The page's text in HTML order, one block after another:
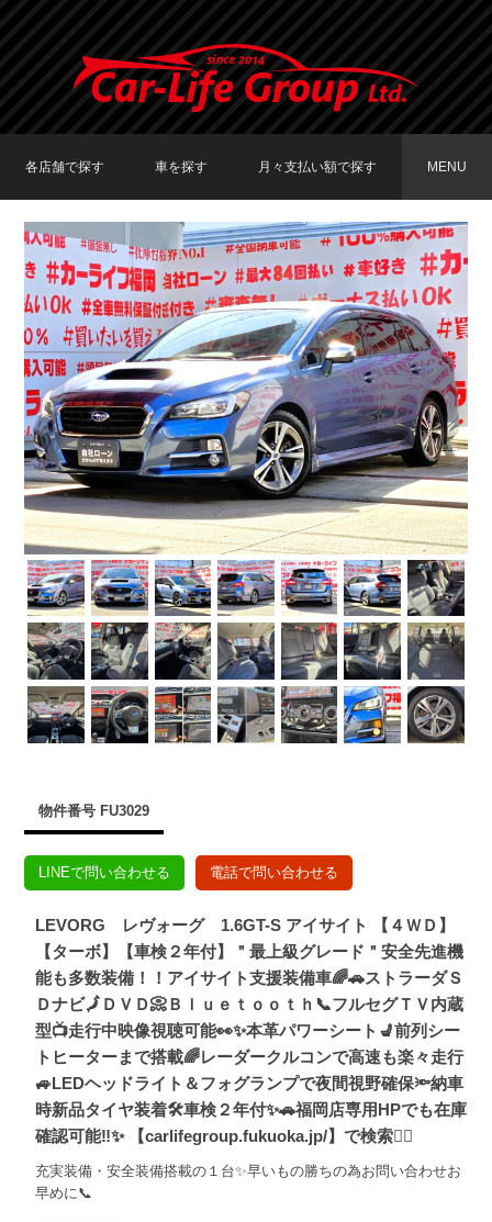
各店舗で探す
TOKYO店在庫車両
大阪店在庫車両
福岡店在庫車両
車を探す
車種で探す
メーカーで探す
月々支払い額で探す
〜19,999円
20,000円〜29,999円
30,000円〜39,999円
40,000円〜49,999円
50,000円〜
MENU
物件番号 FU3029
LINEで問い合わせる 電話で問い合わせる
LEVORG レヴォーグ 1.6GT-S アイサイト 【４ＷＤ】
【ターボ】【車検２年付】＂最上級グレード＂安全先進機
能も多数装備！！アイサイト支援装備車🌈🚗ストラーダＳ
Ｄナビ🗾ＤＶＤ📀Ｂｌｕｅｔｏｏｔｈ📞フルセグＴＶ内蔵
型📺走行中映像視聴可能👀✨本革パワーシート💺前列シー
トヒーターまで搭載🌈レーダークルコンで高速も楽々走行
🚙LEDヘッドライト＆フォグランプで夜間視野確保🔦納車
時新品タイヤ装着🛠️車検２年付✨🚗福岡店専用HPでも在庫
確認可能‼✨ 【carlifegroup.fukuoka.jp/】で検索🕵️‍♂️
充実装備・安全装備搭載の１台✨早いもの勝ちの為お問い合わせお
早めに📞